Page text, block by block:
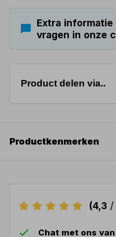
Extra
vragen in onze
Product delen via..
Productkenmerken
(4,3 /
Chat met ons